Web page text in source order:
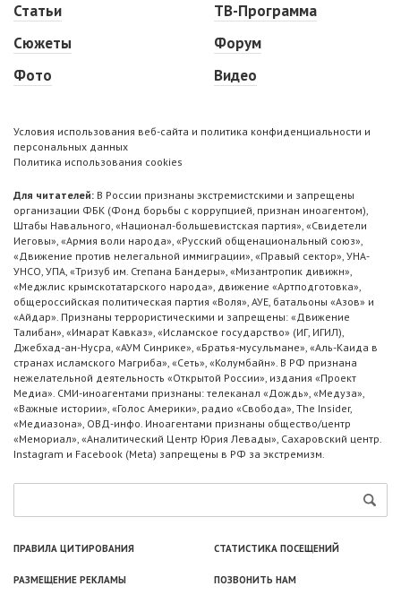
Статьи
Сюжеты
Фото
ТВ-Программа
Форум
Видео
Условия использования веб-сайта и политика конфиденциальности и
персональных данных
Политика использования cookies
Для читателей: В России признаны экстремистскими и запрещены
организации ФБК (Фонд борьбы с коррупцией, признан иноагентом),
Штабы Навального, «Национал-большевистская партия», «Свидетели
Иеговы», «Армия воли народа», «Русский общенациональный союз»,
«Движение против нелегальной иммиграции», «Правый сектор», УНА-
УНСО, УПА, «Тризуб им. Степана Бандеры», «Мизантропик дивижн»,
«Меджлис крымскотатарского народа», движение «Артподготовка»,
общероссийская политическая партия «Воля», АУЕ, батальоны «Азов» и
«Айдар». Признаны террористическими и запрещены: «Движение
Талибан», «Имарат Кавказ», «Исламское государство» (ИГ, ИГИЛ),
Джебхад-ан-Нусра, «АУМ Синрике», «Братья-мусульмане», «Аль-Каида в
странах исламского Магриба», «Сеть», «Колумбайн». В РФ признана
нежелательной деятельность «Открытой России», издания «Проект
Медиа». СМИ-иноагентами признаны: телеканал «Дождь», «Медуза»,
«Важные истории», «Голос Америки», радио «Свобода», The Insider,
«Медиазона», ОВД-инфо. Иноагентами признаны общество/центр
«Мемориал», «Аналитический Центр Юрия Левады», Сахаровский центр.
Instagram и Facebook (Metа) запрещены в РФ за экстремизм.
ПРАВИЛА ЦИТИРОВАНИЯ СТАТИСТИКА ПОСЕЩЕНИЙ
РАЗМЕЩЕНИЕ РЕКЛАМЫ ПОЗВОНИТЬ НАМ